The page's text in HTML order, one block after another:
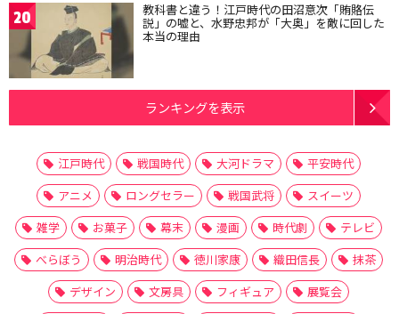
20 教科書と違う！江戸時代の田沼意次「賄賂伝
説」の嘘と、水野忠邦が「大奥」を敵に回した
本当の理由
ランキングを表示
江戸時代 戦国時代 大河ドラマ
平安時代
アニメ
ロングセラー 戦国武将
スイーツ
雑学
お菓子 幕末 漫画 時代劇
テレビ
べらぼう
明治時代 徳川家康 織田信長
抹茶
デザイン
文房具 フィギュア
展覧会